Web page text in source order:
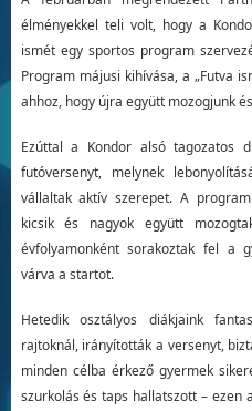
élményekkel teli volt, hogy a
ismét egy sportos program
Program májusi kihívása, a „Futva
ahhoz, hogy újra együtt mozogjunk
Ezúttal a Kondor alsó tagozatos
futóversenyt, melynek
vállaltak aktív szerepet. A
kicsik és nagyok együtt
évfolyamonként sorakoztak fel a
várva a startot.
Hetedik osztályos diákjaink
rajtoknál, irányították a versenyt,
minden célba érkező gyermek
szurkolás és taps hallatszott – ezen